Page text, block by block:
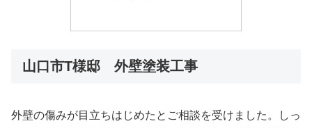
山口市T様邸 外壁塗装工事
外壁の傷みが目立ちはじめたとご相談を受けました。しっ